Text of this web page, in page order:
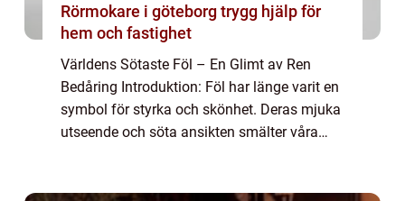
Rörmokare i göteborg trygg hjälp för
hem och fastighet
Världens Sötaste Föl – En Glimt av Ren
Bedåring Introduktion: Föl har länge varit en
symbol för styrka och skönhet. Deras mjuka
utseende och söta ansikten smälter våra